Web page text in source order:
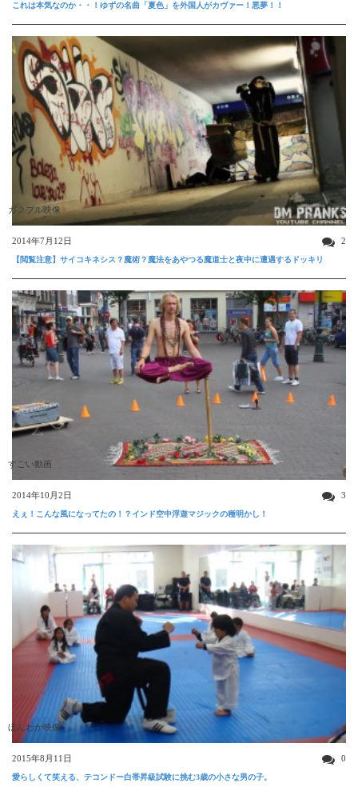
これは本気なのか・・！ゆずの名曲「夏色」を外国人がカヴァー！悪夢！！
ガクブル映像
2014年7月12日 2
【閲覧注意】サイコキネシス？魔術？魔法をあやつる魔道士と夜中に遭遇するドッキリ
すごい動画
2014年10月2日 3
えぇ！こんな風になってたの！？インド空中浮遊マジックの種明かし！
ほんわか映像
2015年8月11日 0
愛らしくて笑える、テコンドー白帯昇級試験に挑む3歳の小さな男の子。